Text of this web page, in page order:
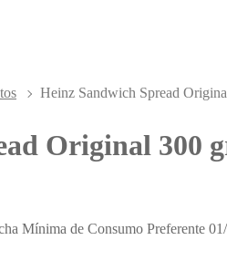
Heinz Sandwich Spread
Original 300
Mínima de Consumo Preferente